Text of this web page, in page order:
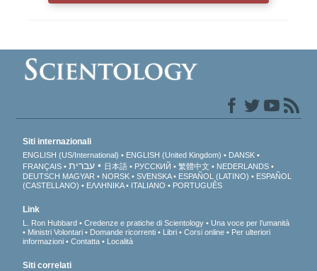
Siti internazionali
ENGLISH (US/International) ENGLISH (United Kingdom)
DANSK
FRANÇAIS
עברית 日本語 РУССКИЙ 繁體中文
NEDERLANDS
DEUTSCH MAGYAR NORSK SVENSKA ESPAÑOL (LATINO)
ESPAÑOL
(CASTELLANO)
ΕΛΛΗΝΙΚA ITALIANO PORTUGUÊS
Link
L. Ron Hubbard Credenze e pratiche di Scientology
Una voce per l’umanità
Ministri Volontari
Domande ricorrenti Libri Corsi online
Per ulteriori
informazioni
Contatta Località
Siti correlati